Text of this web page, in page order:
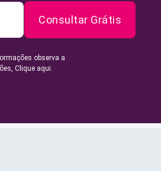
Consultar Grátis
observa a
Clique aqui.